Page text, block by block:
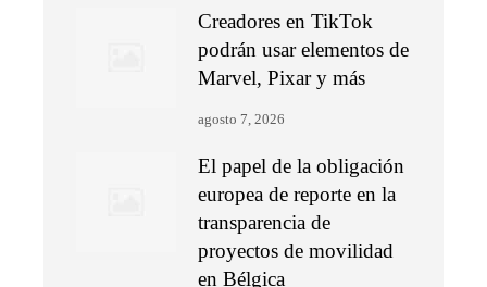
Creadores en TikTok
podrán usar elementos de
Marvel, Pixar y más
agosto 7, 2026
El papel de la obligación
europea de reporte en la
transparencia de
proyectos de movilidad
en Bélgica